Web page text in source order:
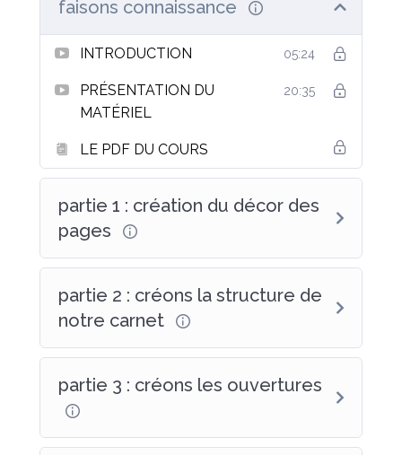
faisons connaissance
INTRODUCTION 05:24
PRÉSENTATION DU
MATÉRIEL
20:35
LE PDF DU COURS
partie 1 : création du décor des
pages
partie 2 : créons la structure de
notre carnet
partie 3 : créons les ouvertures